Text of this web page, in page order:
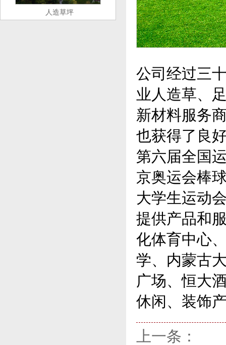
人造草坪
公司经过三
业人造草、
新材料服务
也获得了良
第六届全国
京奥运会棒
大学生运动
提供产品和
化体育中心
学、内蒙古
广场、恒大
休闲、装饰
上一条：